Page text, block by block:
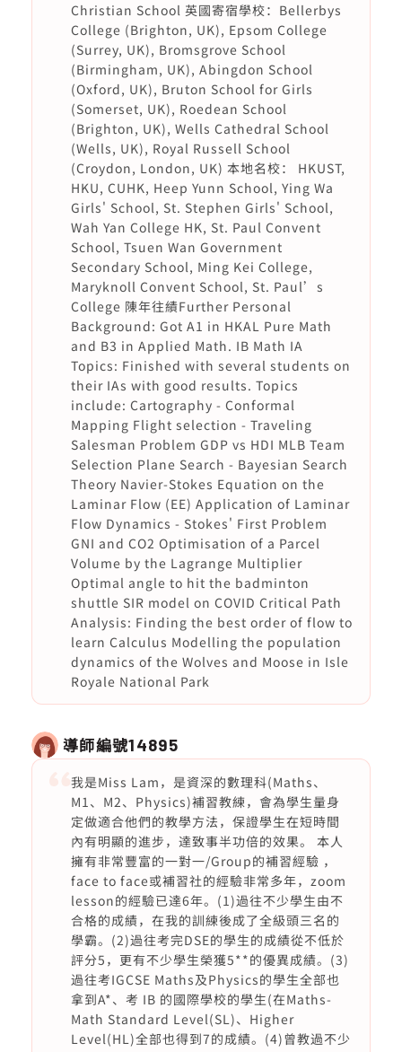
Christian School 英國寄宿學校：Bellerbys
College (Brighton, UK), Epsom College
(Surrey, UK), Bromsgrove School
(Birmingham, UK), Abingdon School
(Oxford, UK), Bruton School for Girls
(Somerset, UK), Roedean School
(Brighton, UK), Wells Cathedral School
(Wells, UK), Royal Russell School
(Croydon, London, UK) 本地名校： HKUST,
HKU, CUHK, Heep Yunn School, Ying Wa
Girls' School, St. Stephen Girls' School,
Wah Yan College HK, St. Paul Convent
School, Tsuen Wan Government
Secondary School, Ming Kei College,
Maryknoll Convent School, St. Paul’s
College 陳年往績Further Personal
Background: Got A1 in HKAL Pure Math
and B3 in Applied Math. IB Math IA
Topics: Finished with several students on
their IAs with good results. Topics
include: Cartography - Conformal
Mapping Flight selection - Traveling
Salesman Problem GDP vs HDI MLB Team
Selection Plane Search - Bayesian Search
Theory Navier-Stokes Equation on the
Laminar Flow (EE) Application of Laminar
Flow Dynamics - Stokes' First Problem
GNI and CO2 Optimisation of a Parcel
Volume by the Lagrange Multiplier
Optimal angle to hit the badminton
shuttle SIR model on COVID Critical Path
Analysis: Finding the best order of flow to
learn Calculus Modelling the population
dynamics of the Wolves and Moose in Isle
Royale National Park
導師編號14895
我是Miss Lam，是資深的數理科(Maths、
M1、M2、Physics)補習教練，會為學生量身
定做適合他們的教學方法，保證學生在短時間
內有明顯的進步，達致事半功倍的效果。 本人
擁有非常豐富的一對一/Group的補習經驗 ，
face to face或補習社的經驗非常多年，zoom
lesson的經驗已達6年。(1)過往不少學生由不
合格的成績，在我的訓練後成了全級頭三名的
學霸。(2)過往考完DSE的學生的成績從不低於
評分5，更有不少學生榮獲5**的優異成績。(3)
過往考IGCSE Maths及Physics的學生全部也
拿到A*、考 IB 的國際學校的學生(在Maths-
Math Standard Level(SL)、Higher
Level(HL)全部也得到7的成績。(4)曾教過不少